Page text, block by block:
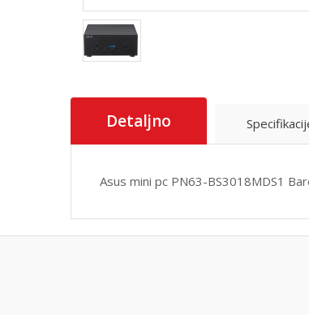
Detaljno
Asus mini pc PN63-BS3018MDS1